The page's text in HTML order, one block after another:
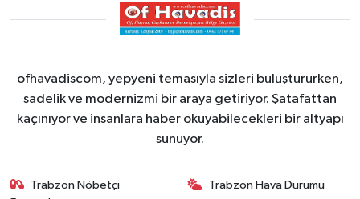
ofhavadiscom, yepyeni temasıyla sizleri buluştururken,
sadelik ve modernizmi bir araya getiriyor. Şatafattan
kaçınıyor ve insanlara haber okuyabilecekleri bir altyapı
sunuyor.
Trabzon Nöbetçi
Trabzon Hava Durumu